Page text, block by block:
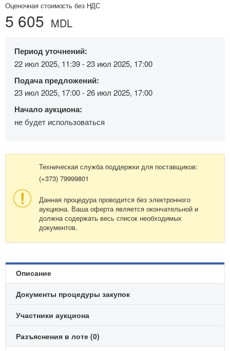
Оценочная стоимость без НДС
5 605 MDL
Период уточнений:
22 июл 2025, 11:39 - 23 июл 2025, 17:00
Подача предложений:
23 июл 2025, 17:00 - 26 июл 2025, 17:00
Начало аукциона:
не будет использоваться
Техническая служба поддержки для поставщиков:
(+373) 79999801
Данная процедура проводится без электронного
аукциона. Ваша оферта является окончательной и
должна содержать весь список необходимых
документов.
Описание
Документы процедуры закупок
Участники аукциона
Разъяснения в лоте (0)